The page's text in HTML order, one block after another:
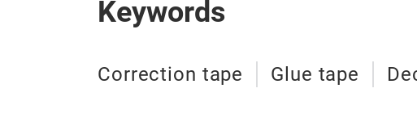
Keywords
Correction tape Glue tape